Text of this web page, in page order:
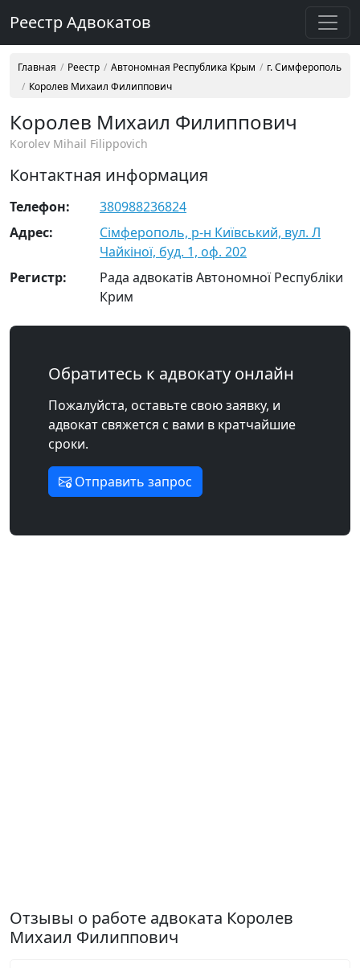
Реестр Адвокатов
Главная Реестр Автономная Республика Крым
г. Симферополь
Королев Михаил Филиппович
Королев Михаил Филиппович
Korolev Mihail Filippovich
Контактная информация
Телефон:
380988236824
Адрес:
Сімферополь, р-н Київський, вул. Л
Чайкіної, буд. 1, оф. 202
Регистр:
Рада адвокатів Автономної Республіки
Крим
Обратитесь к адвокату онлайн
Пожалуйста, оставьте свою заявку, и
адвокат свяжется с вами в кратчайшие
сроки.
Отправить запрос
Отзывы о работе адвоката Королев
Михаил Филиппович